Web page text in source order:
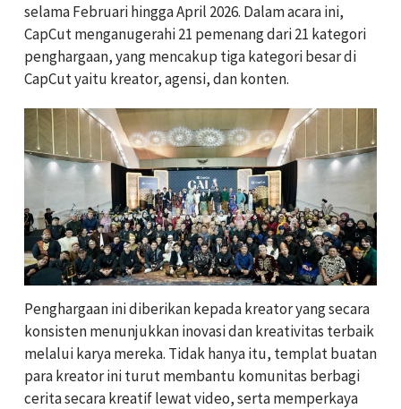
selama Februari hingga April 2026. Dalam acara ini,
CapCut menganugerahi 21 pemenang dari 21 kategori
penghargaan, yang mencakup tiga kategori besar di
CapCut yaitu kreator, agensi, dan konten.
Penghargaan ini diberikan kepada kreator yang secara
konsisten menunjukkan inovasi dan kreativitas terbaik
melalui karya mereka. Tidak hanya itu, templat buatan
para kreator ini turut membantu komunitas berbagi
cerita secara kreatif lewat video, serta memperkaya